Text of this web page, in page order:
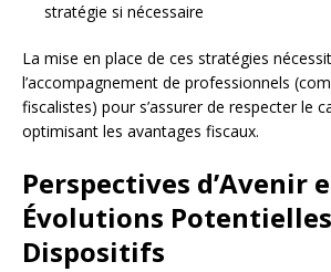
stratégie si nécessaire
La mise en place de ces stratégies
l’accompagnement de professionnels
fiscalistes) pour s’assurer de respecter le
optimisant les avantages fiscaux.
Perspectives d’Avenir
Évolutions
Dispositifs